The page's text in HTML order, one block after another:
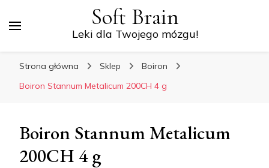
Soft Brain
Leki dla Twojego mózgu!
Strona główna Sklep
Boiron
Boiron Stannum Metalicum 200CH 4 g
Boiron Stannum Metalicum
200CH 4 g